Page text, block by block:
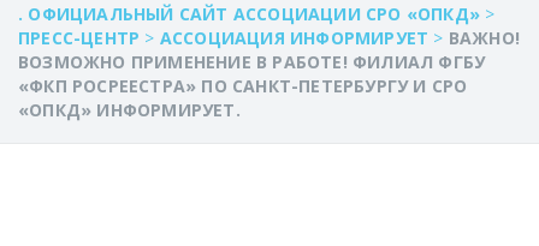
. ОФИЦИАЛЬНЫЙ САЙТ АССОЦИАЦИИ СРО «ОПКД» >
ПРЕСС-ЦЕНТР > АССОЦИАЦИЯ ИНФОРМИРУЕТ > ВАЖНО!
ВОЗМОЖНО ПРИМЕНЕНИЕ В РАБОТЕ! ФИЛИАЛ ФГБУ
«ФКП РОСРЕЕСТРА» ПО САНКТ-ПЕТЕРБУРГУ И СРО
«ОПКД» ИНФОРМИРУЕТ.